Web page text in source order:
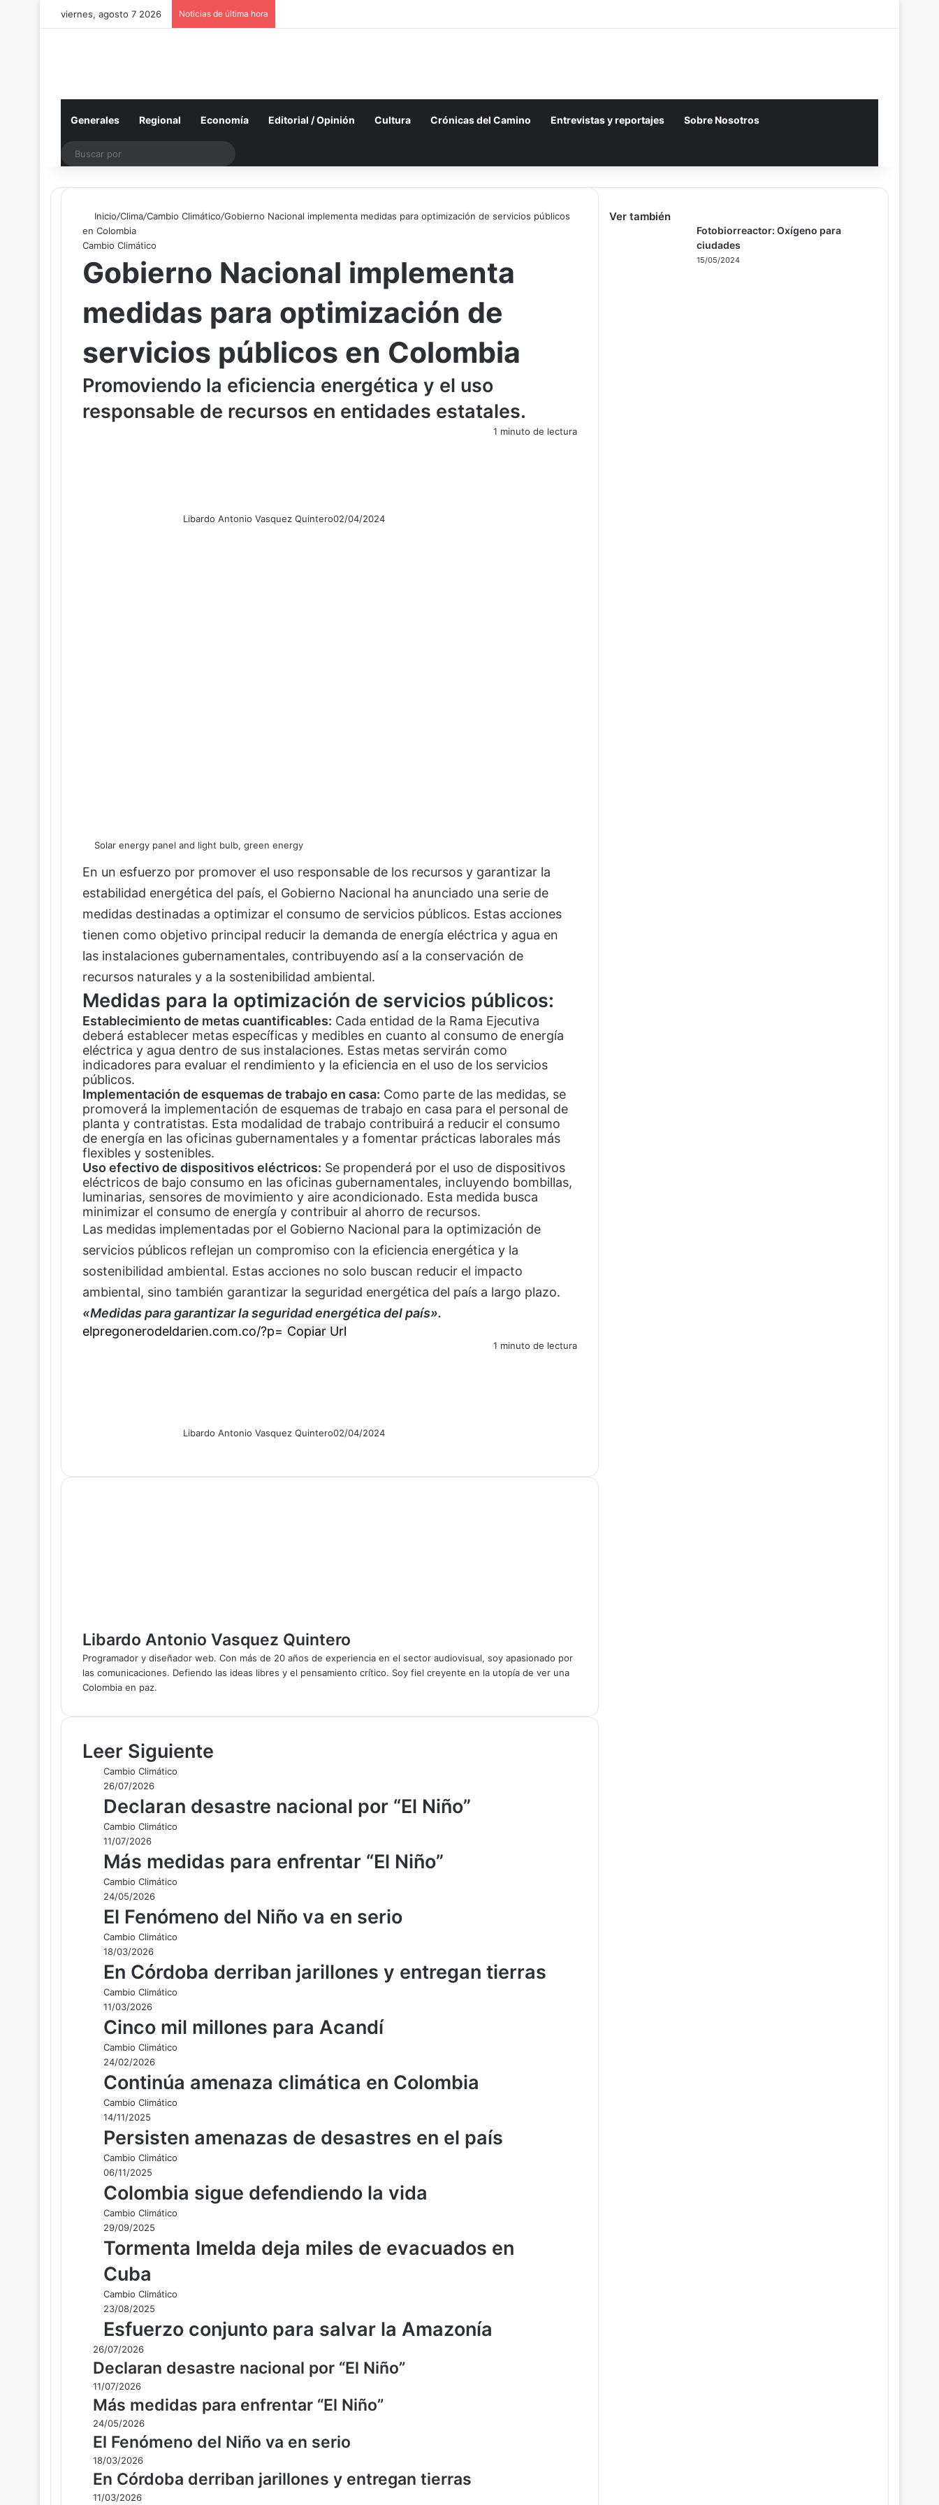
viernes, agosto 7 2026 Noticias de última hora
Generales Regional Economía Editorial / Opinión Cultura Crónicas del Camino Entrevistas y reportajes Sobre Nosotros
Inicio/Clima/Cambio Climático/Gobierno Nacional implementa medidas para optimización de servicios públicos
en Colombia
Cambio Climático
Gobierno Nacional implementa
medidas para optimización de
servicios públicos en Colombia
Promoviendo la eficiencia energética y el uso
responsable de recursos en entidades estatales.
Libardo Antonio Vasquez Quintero02/04/2024
1 minuto de lectura
Solar energy panel and light bulb, green energy
En un esfuerzo por promover el uso responsable de los recursos y garantizar la
estabilidad energética del país, el Gobierno Nacional ha anunciado una serie de
medidas destinadas a optimizar el consumo de servicios públicos. Estas acciones
tienen como objetivo principal reducir la demanda de energía eléctrica y agua en
las instalaciones gubernamentales, contribuyendo así a la conservación de
recursos naturales y a la sostenibilidad ambiental.
Medidas para la optimización de servicios públicos:
Establecimiento de metas cuantificables: Cada entidad de la Rama Ejecutiva
deberá establecer metas específicas y medibles en cuanto al consumo de energía
eléctrica y agua dentro de sus instalaciones. Estas metas servirán como
indicadores para evaluar el rendimiento y la eficiencia en el uso de los servicios
públicos.
Implementación de esquemas de trabajo en casa: Como parte de las medidas, se
promoverá la implementación de esquemas de trabajo en casa para el personal de
planta y contratistas. Esta modalidad de trabajo contribuirá a reducir el consumo
de energía en las oficinas gubernamentales y a fomentar prácticas laborales más
flexibles y sostenibles.
Uso efectivo de dispositivos eléctricos: Se propenderá por el uso de dispositivos
eléctricos de bajo consumo en las oficinas gubernamentales, incluyendo bombillas,
luminarias, sensores de movimiento y aire acondicionado. Esta medida busca
minimizar el consumo de energía y contribuir al ahorro de recursos.
Las medidas implementadas por el Gobierno Nacional para la optimización de
servicios públicos reflejan un compromiso con la eficiencia energética y la
sostenibilidad ambiental. Estas acciones no solo buscan reducir el impacto
ambiental, sino también garantizar la seguridad energética del país a largo plazo.
«Medidas para garantizar la seguridad energética del país».
Copiar Url
Libardo Antonio Vasquez Quintero02/04/2024
1 minuto de lectura
Libardo Antonio Vasquez Quintero
Programador y diseñador web. Con más de 20 años de experiencia en el sector audiovisual, soy apasionado por
las comunicaciones. Defiendo las ideas libres y el pensamiento crítico. Soy fiel creyente en la utopía de ver una
Colombia en paz.
Leer Siguiente
Cambio Climático
26/07/2026
Declaran desastre nacional por “El Niño”
Cambio Climático
11/07/2026
Más medidas para enfrentar “El Niño”
Cambio Climático
24/05/2026
El Fenómeno del Niño va en serio
Cambio Climático
18/03/2026
En Córdoba derriban jarillones y entregan tierras
Cambio Climático
11/03/2026
Cinco mil millones para Acandí
Cambio Climático
24/02/2026
Continúa amenaza climática en Colombia
Cambio Climático
14/11/2025
Persisten amenazas de desastres en el país
Cambio Climático
06/11/2025
Colombia sigue defendiendo la vida
Cambio Climático
29/09/2025
Tormenta Imelda deja miles de evacuados en
Cuba
Cambio Climático
23/08/2025
Esfuerzo conjunto para salvar la Amazonía
26/07/2026
Declaran desastre nacional por “El Niño”
11/07/2026
Más medidas para enfrentar “El Niño”
24/05/2026
El Fenómeno del Niño va en serio
18/03/2026
En Córdoba derriban jarillones y entregan tierras
11/03/2026
Ver también
Fotobiorreactor: Oxígeno para
ciudades
15/05/2024